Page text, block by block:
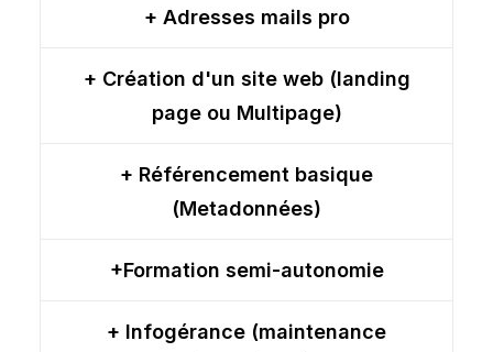
+ Adresses mails pro
+ Création d'un site web (landing
page ou Multipage)
+ Référencement basique
(Metadonnées)
+Formation semi-autonomie
+ Infogérance (maintenance